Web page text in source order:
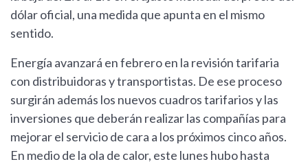
dólar oficial, una medida que apunta en el mismo
sentido.
Energía avanzará en febrero en la revisión tarifaria
con distribuidoras y transportistas. De ese proceso
surgirán además los nuevos cuadros tarifarios y las
inversiones que deberán realizar las compañías para
mejorar el servicio de cara a los próximos cinco años.
En medio de la ola de calor, este lunes hubo hasta